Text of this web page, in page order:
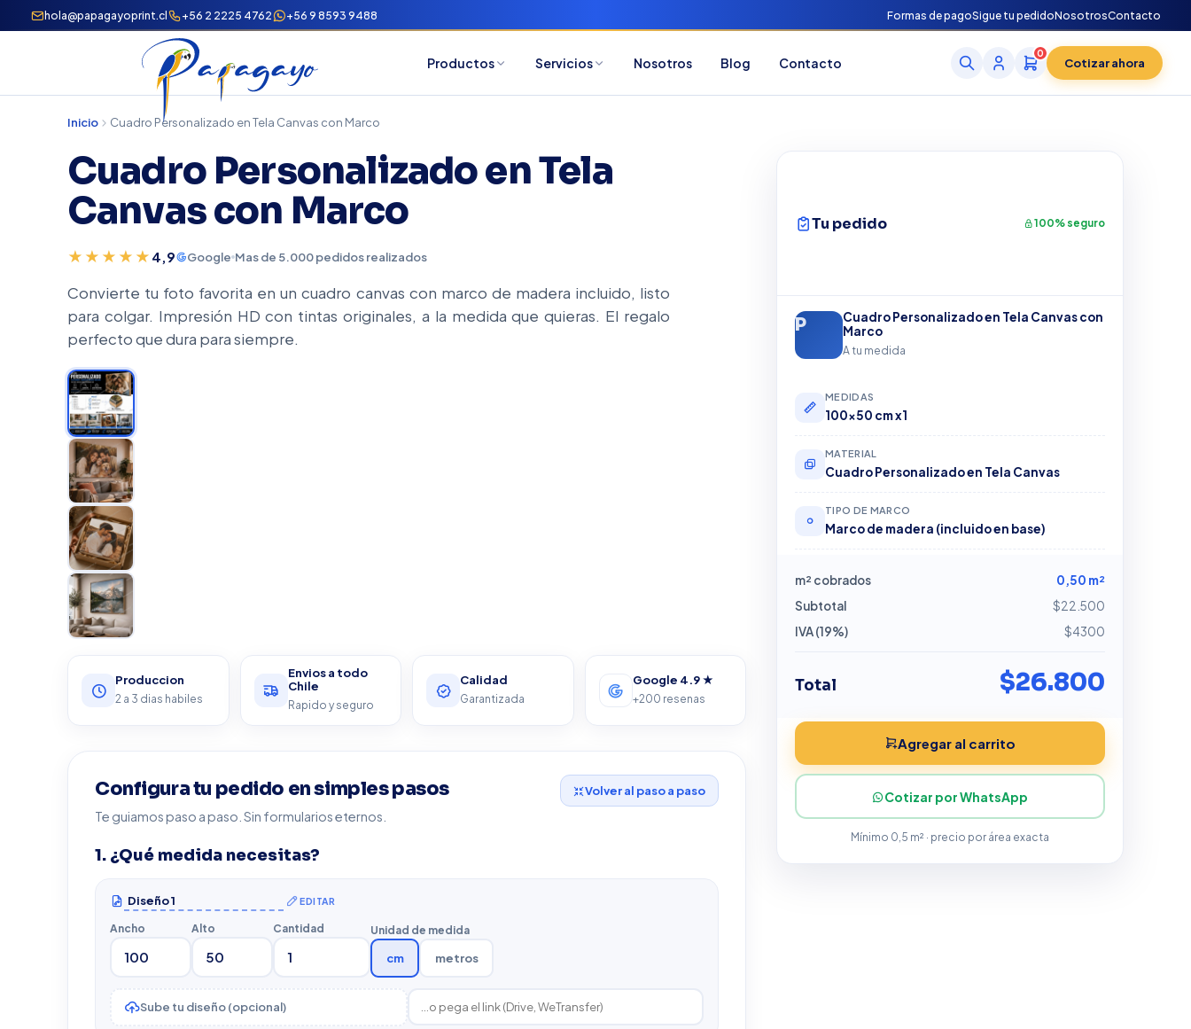
hola@papagayoprint.cl +56 2 2225 4762 +56 9 8593 9488 Formas de pagoSigue tu pedidoNosotrosContacto
Productos Servicios Nosotros Blog Contacto
0
Cotizar ahora
Inicio Cuadro Personalizado en Tela Canvas con Marco
Cuadro Personalizado en Tela
Canvas con Marco
★★★★★ 4,9 Google Mas de 5.000 pedidos realizados
Convierte tu foto favorita en un cuadro canvas con marco de madera incluido, listo
para colgar. Impresión HD con tintas originales, a la medida que quieras. El regalo
perfecto que dura para siempre.
Produccion
2 a 3 dias habiles
Envios a todo
Chile
Rapido y seguro
Calidad
Garantizada
Google 4.9 ★
+200 resenas
Configura tu pedido en simples pasos
Te guiamos paso a paso. Sin formularios eternos.
Volver al paso a paso
1. ¿Qué medida necesitas?
EDITAR
Ancho Alto Cantidad Unidad de medida
cm metros
Sube tu diseño (opcional)
Tu pedido 100% seguro
Cuadro Personalizado en Tela Canvas con
Marco
A tu medida
MEDIDAS
100x50 cm x1
MATERIAL
Cuadro Personalizado en Tela Canvas
TIPO DE MARCO
Marco de madera (incluido en base)
m² cobrados
0,50 m²
Subtotal
$22.500
IVA (19%)
$4300
Total $26.800
Agregar al carrito
Cotizar por WhatsApp
Mínimo 0,5 m² · precio por área exacta